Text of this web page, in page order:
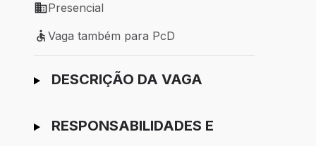
Modelo de trabalho: Presencial
Presencial
Vaga também para PcD
Vaga também para PcD
Ir para candidatura
DESCRIÇÃO DA VAGA
RESPONSABILIDADES E